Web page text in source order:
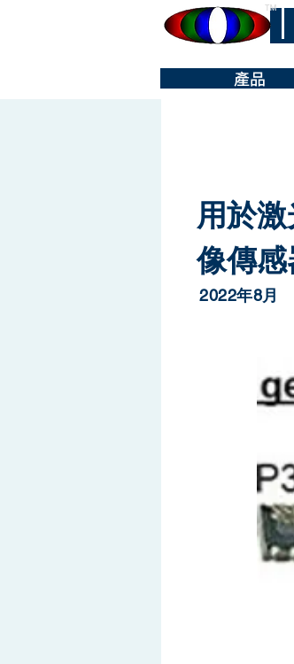
™
產品
用於
像傳
2022年8月